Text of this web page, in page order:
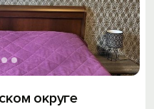
округе